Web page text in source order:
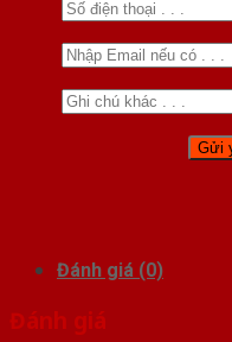
Đánh giá (0)
Đánh giá